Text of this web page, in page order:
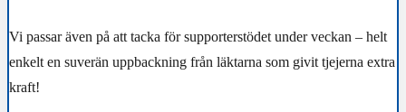
Vi passar även på att tacka för supporterstödet under veckan – helt
enkelt en suverän uppbackning från läktarna som givit tjejerna extra
kraft!